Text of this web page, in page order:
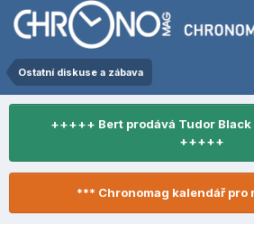
Ostatní diskuse a zábava
+++++ Bert prodává Tudor Black
+++++
*** Chronomag kalendář pro